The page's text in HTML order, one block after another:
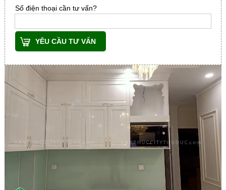
Số điện thoại cần tư vấn?
YÊU CẦU TƯ VẤN